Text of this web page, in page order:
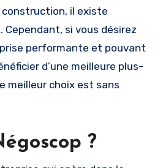
Cependant, si vous désirez
performante et pouvant
d’une meilleure plus-
meilleur choix est sans
?